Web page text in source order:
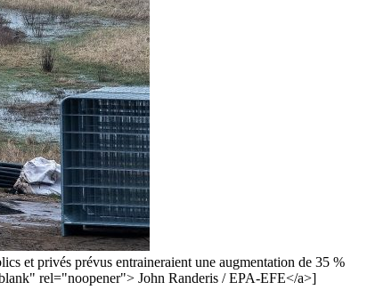
et privés prévus entraineraient une augmentation de 35 %
rel="noopener"> John Randeris / EPA-EFE</a>]